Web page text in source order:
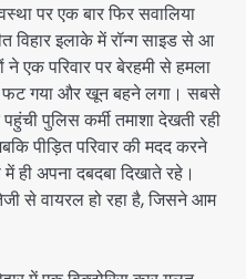
पर एक बार फिर सवालिया
विहार इलाके में रॉन्ग साइड से आ
ने एक परिवार पर बेरहमी से हमला
फट गया और खून बहने लगा। सबसे
पुलिस कर्मी तमाशा देखती रही
पीड़ित परिवार की मदद करने
ही अपना दबदबा दिखाते रहे।
से वायरल हो रहा है, जिसने आम